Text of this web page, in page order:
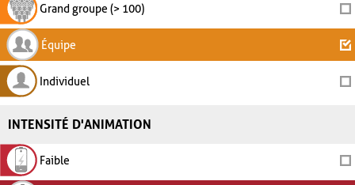
Grand groupe (> 100)
Équipe
Individuel
INTENSITÉ D'ANIMATION
Faible